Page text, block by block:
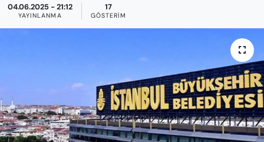
04.06.2025 - 21:12
YAYINLANMA
17
GÖSTERIM
KADIN
KÜLTÜR-SANAT
MAGAZİN